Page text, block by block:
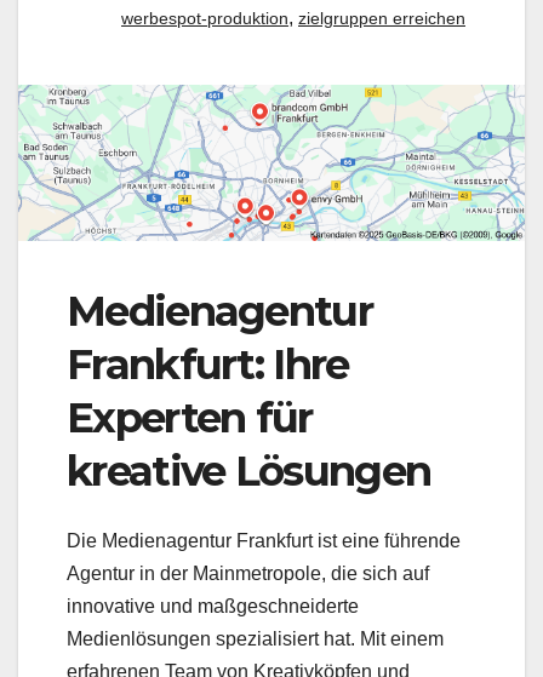
werbespot-produktion, zielgruppen erreichen
Medienagentur
Frankfurt: Ihre
Experten für
kreative Lösungen
Die Medienagentur Frankfurt ist eine führende
Agentur in der Mainmetropole, die sich auf
innovative und maßgeschneiderte
Medienlösungen spezialisiert hat. Mit einem
erfahrenen Team von Kreativköpfen und